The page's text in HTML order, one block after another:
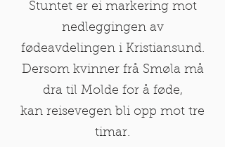
Stuntet er ei markering mot
nedleggingen av
fødeavdelingen i Kristiansund.
Dersom kvinner frå Smøla må
dra til Molde for å føde,
kan reisevegen bli opp mot tre
timar.